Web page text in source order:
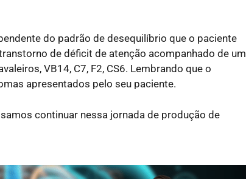
do padrão de desequilíbrio que o paciente
de déficit de atenção acompanhado de um
VB14, C7, F2, CS6. Lembrando que o
apresentados pelo seu paciente.
continuar nessa jornada de produção de